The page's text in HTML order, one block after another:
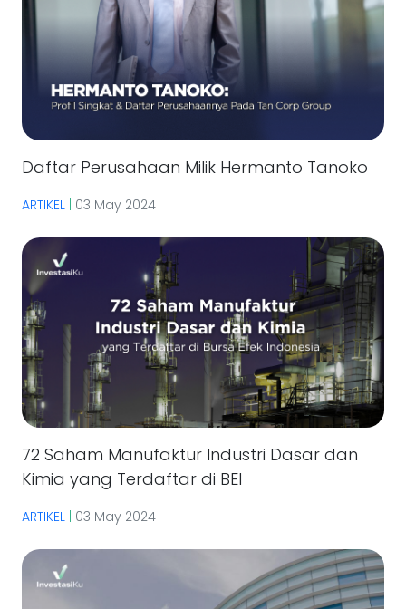
Daftar Perusahaan Milik Hermanto Tanoko
ARTIKEL | 03 May 2024
72 Saham Manufaktur Industri Dasar dan
Kimia yang Terdaftar di BEI
ARTIKEL 03 May 2024